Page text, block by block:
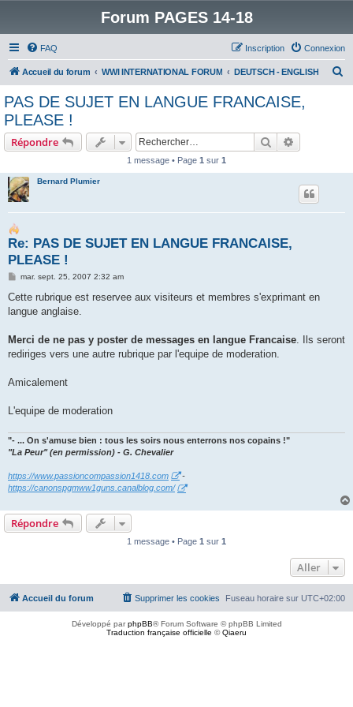
Forum PAGES 14-18
FAQ Connexion
Inscription
Accueil du forum WWI INTERNATIONAL FORUM DEUTSCH - ENGLISH
PAS DE SUJET EN LANGUE FRANCAISE,
PLEASE !
Répondre Rechercher
1 message • Page 1 sur 1
Bernard Plumier
Re: PAS DE SUJET EN LANGUE FRANCAISE,
PLEASE !
M
s
a
mar. sept. 25, 2007 2:32 am
Cette rubrique est reservee aux visiteurs et membres s'exprimant en
langue anglaise.
Merci de ne pas y poster de messages en langue Francaise. Ils seront
rediriges vers une autre rubrique par l'equipe de moderation.
Amicalement
L'equipe de moderation
"- ... On s'amuse bien : tous les soirs nous enterrons nos copains !"
"La Peur" (en permission) - G. Chevalier
https://www.passioncompassion1418.com
-
https://canonspgmww1guns.canalblog.com/
Répondre
1 message • Page 1 sur 1
Aller
Accueil du forum Fuseau horaire sur UTC+02:00
Supprimer les cookies
Développé parphpBB® Forum Software © phpBB Limited
Traduction française officielle ©Qiaeru